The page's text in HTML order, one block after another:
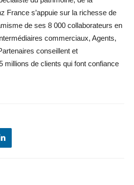
France s’appuie sur la richesse de
de ses 8 000 collaborateurs en
commerciaux, Agents,
conseillent et
millions de clients qui font confiance